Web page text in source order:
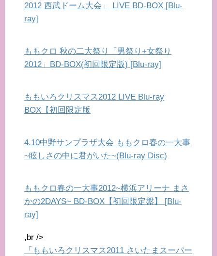
2012 西武ドーム大会」 LIVE BD-BOX [Blu-
ray]
ももクロ 秋の二大祭り「男祭り+女祭り
2012」BD-BOX(初回限定版) [Blu-ray]
ももいろクリスマス2012 LIVE Blu-ray
BOX【初回限定版
4.10中野サンプラザ大会 ももクロ春の一大事
~眩しさの中に君がいた~(Blu-ray Disc)
ももクロ春の一大事2012~横浜アリーナ まさ
かの2DAYS~ BD-BOX【初回限定盤】 [Blu-
ray]
,br />
「ももいろクリスマス2011 さいたまスーパー